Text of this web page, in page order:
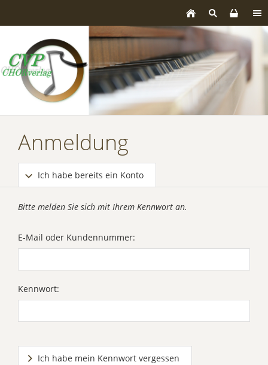
Anmeldung
Ich habe bereits ein Konto
Bitte melden Sie sich mit Ihrem Kennwort an.
E-Mail oder Kundennummer:
Kennwort:
Ich habe mein Kennwort vergessen